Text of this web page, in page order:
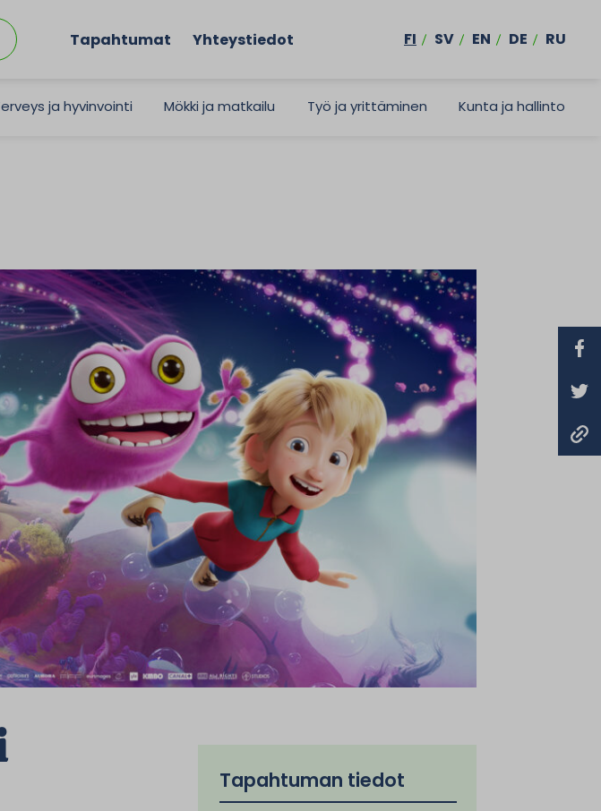
Tapahtumat Yhteystiedot FI SV EN DE RU
ja hyvinvointi Mökki ja matkailu Työ ja yrittäminen Kunta ja hallinto
Tapahtuman tiedot